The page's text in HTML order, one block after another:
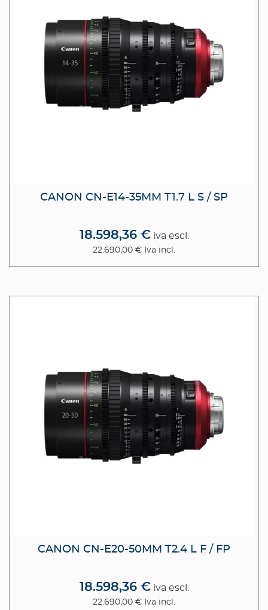
CANON CN-E14-35MM T1.7 L S / SP
18.598,36 € iva escl.
22.690,00 € Iva incl.
CANON CN-E20-50MM T2.4 L F / FP
18.598,36 € iva escl.
22.690,00 € Iva incl.